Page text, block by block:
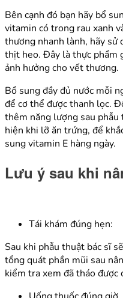
Bên cạnh đó bạn hãy bổ
vitamin có trong rau xanh
thương nhanh lành, hãy sử
thịt heo. Đây là thực phẩm
ảnh hưởng cho vết thương.
Bổ sung đầy đủ nước mỗi
để cơ thể được thanh lọc.
thêm năng lượng sau
hiện khi lỡ ăn trứng, để
sung vitamin E hàng ngày.
Lưu ý sau khi
Tái khám đúng hẹn:
Sau khi phẫu thuật bác sĩ
tổng quát phần mũi sau
kiểm tra xem đã tháo được